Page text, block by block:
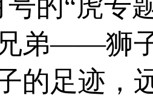
号的“虎专
弟——狮
的足迹，